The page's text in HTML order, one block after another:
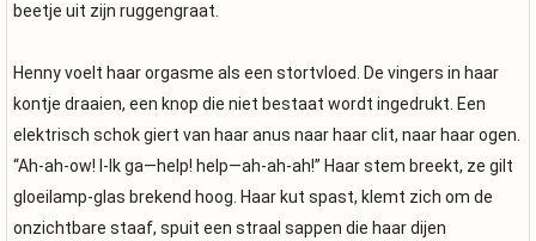
beetje uit zijn ruggengraat.
Henny voelt haar orgasme als een stortvloed. De vingers in haar
kontje draaien, een knop die niet bestaat wordt ingedrukt. Een
elektrisch schok giert van haar anus naar haar clit, naar haar ogen.
“Ah-ah-ow! I-Ik ga—help! help—ah-ah-ah!” Haar stem breekt, ze gilt
gloeilamp-glas brekend hoog. Haar kut spast, klemt zich om de
onzichtbare staaf, spuit een straal sappen die haar dijen